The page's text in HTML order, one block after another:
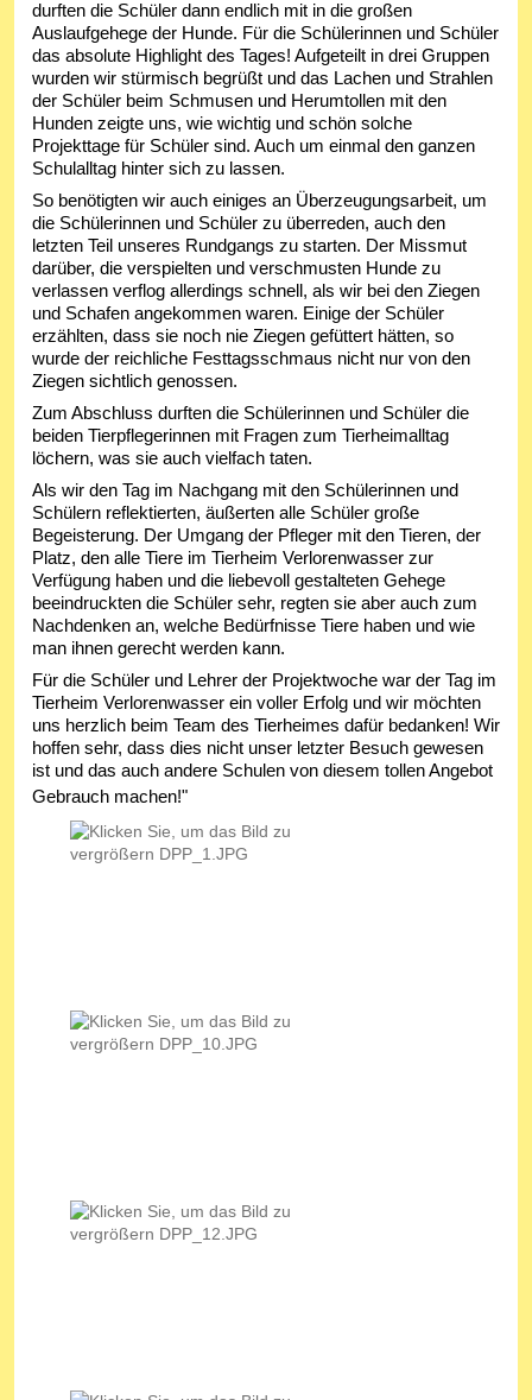
durften die Schüler dann endlich mit in die großen
Auslaufgehege der Hunde. Für die Schülerinnen und Schüler
das absolute Highlight des Tages! Aufgeteilt in drei Gruppen
wurden wir stürmisch begrüßt und das Lachen und Strahlen
der Schüler beim Schmusen und Herumtollen mit den
Hunden zeigte uns, wie wichtig und schön solche
Projekttage für Schüler sind. Auch um einmal den ganzen
Schulalltag hinter sich zu lassen.
So benötigten wir auch einiges an Überzeugungsarbeit, um
die Schülerinnen und Schüler zu überreden, auch den
letzten Teil unseres Rundgangs zu starten. Der Missmut
darüber, die verspielten und verschmusten Hunde zu
verlassen verflog allerdings schnell, als wir bei den Ziegen
und Schafen angekommen waren. Einige der Schüler
erzählten, dass sie noch nie Ziegen gefüttert hätten, so
wurde der reichliche Festtagsschmaus nicht nur von den
Ziegen sichtlich genossen.
Zum Abschluss durften die Schülerinnen und Schüler die
beiden Tierpflegerinnen mit Fragen zum Tierheimalltag
löchern, was sie auch vielfach taten.
Als wir den Tag im Nachgang mit den Schülerinnen und
Schülern reflektierten, äußerten alle Schüler große
Begeisterung. Der Umgang der Pfleger mit den Tieren, der
Platz, den alle Tiere im Tierheim Verlorenwasser zur
Verfügung haben und die liebevoll gestalteten Gehege
beeindruckten die Schüler sehr, regten sie aber auch zum
Nachdenken an, welche Bedürfnisse Tiere haben und wie
man ihnen gerecht werden kann.
Für die Schüler und Lehrer der Projektwoche war der Tag im
Tierheim Verlorenwasser ein voller Erfolg und wir möchten
uns herzlich beim Team des Tierheimes dafür bedanken! Wir
hoffen sehr, dass dies nicht unser letzter Besuch gewesen
ist und das auch andere Schulen von diesem tollen Angebot
Gebrauch machen!"